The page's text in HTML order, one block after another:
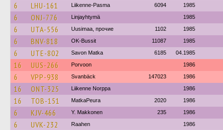
6 LHU-161 Liikenne-Pasma 6094 1985
6 ONJ-776 Linjayhtymä 1985
6 UTA-556 Uusimaa, прочие 1102 1985
6 BNV-818 OK-Bussit 11087 1985
6 UTE-802 Savon Matka 6185 04.1985
16 UUS-266 Porvoon 1986
6 VPP-938 Svanbäck 147023 1986
16 ONT-325 Liikenne Norppa 1986
16 TOB-151 MatkaPeura 2020 1986
6 KJV-466 Y. Makkonen 235 1986
6 UVK-232 Raahen 1986